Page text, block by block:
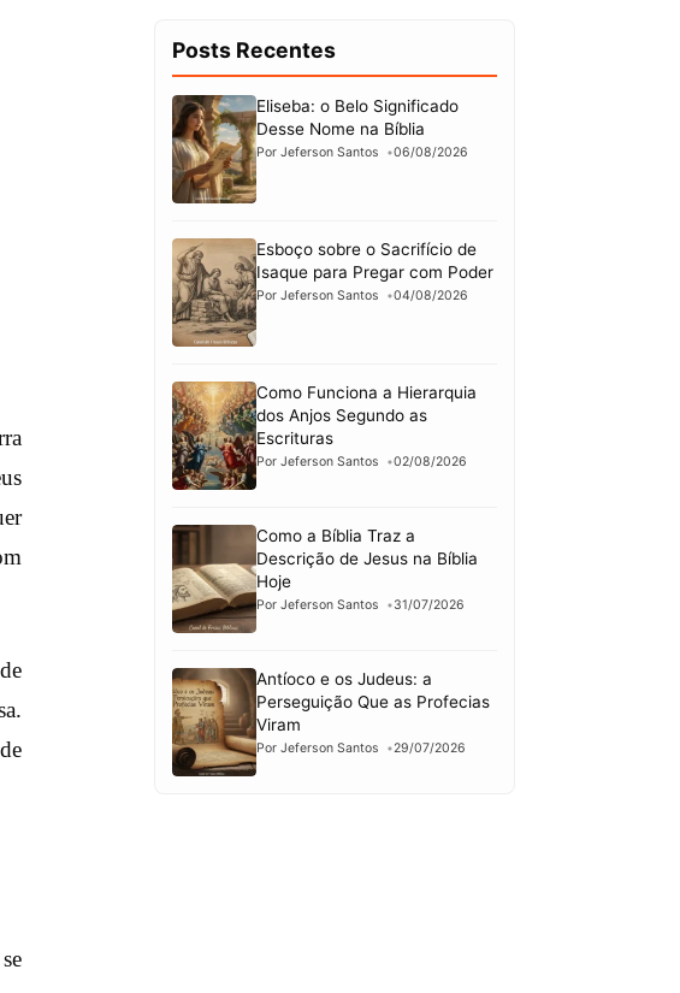
Posts Recentes
Eliseba: o Belo Significado
Desse Nome na Bíblia
Por Jeferson Santos 06/08/2026
Esboço sobre o Sacrifício de
Isaque para Pregar com Poder
Por Jeferson Santos 04/08/2026
Como Funciona a Hierarquia
dos Anjos Segundo as
Escrituras
Por Jeferson Santos 02/08/2026
Como a Bíblia Traz a
Descrição de Jesus na Bíblia
Hoje
Por Jeferson Santos 31/07/2026
Antíoco e os Judeus: a
Perseguição Que as Profecias
Viram
Por Jeferson Santos 29/07/2026